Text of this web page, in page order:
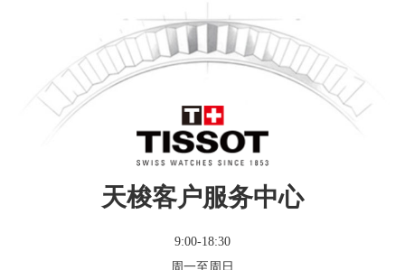
天梭客户服务中心
9:00-18:30
周一至周日